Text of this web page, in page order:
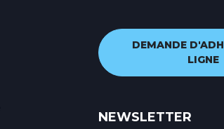
DEMANDE
LIGNE
NEWSLETTER